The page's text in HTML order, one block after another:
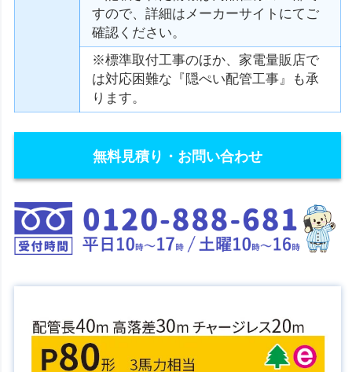
すので、詳細はメーカーサイトにてご
確認ください。
※標準取付工事のほか、家電量販店で
は対応困難な『隠ぺい配管工事』も承
ります。
無料見積り・お問い合わせ